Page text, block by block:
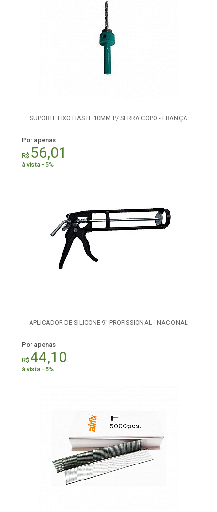
SUPORTE EIXO HASTE 10MM P/ SERRA COPO - FRANÇA
Por apenas
R$ 56,01
à vista - 5%
APLICADOR DE SILICONE 9" PROFISSIONAL - NACIONAL
Por apenas
R$44,10
à vista - 5%